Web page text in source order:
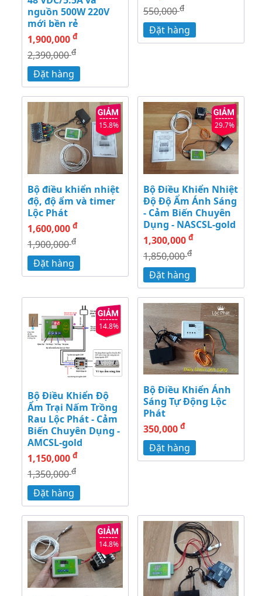
nguồn 500W 220V
mới bền rẻ
1,900,000 đ
2,390,000đ
Đặt hàng
550,000đ
Đặt hàng
15.8%
Bộ điều khiển nhiệt
độ, độ ẩm và timer
Lộc Phát
1,600,000 đ
1,900,000đ
Đặt hàng
29.7%
Bộ Điều Khiển Nhiệt
Độ Độ Ẩm Ánh Sáng
- Cảm Biến Chuyên
Dụng - NASCSL-gold
1,300,000 đ
1,850,000đ
Đặt hàng
14.8%
Bộ Điều Khiển Độ
Ẩm Trại Nấm Trồng
Rau Lộc Phát - Cảm
Biến Chuyên Dụng -
AMCSL-gold
1,150,000 đ
1,350,000đ
Đặt hàng
Bộ Điều Khiển Ánh
Sáng Tự Động Lộc
Phát
350,000 đ
Đặt hàng
14.8%